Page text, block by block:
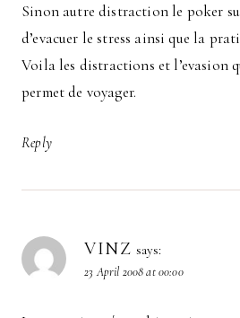
Sinon autre distraction le poker
d’evacuer le stress ainsi que la
Voila les distractions et l’evasion
permet de voyager.
Reply
VINZ says:
23 April 2008 at 00:00